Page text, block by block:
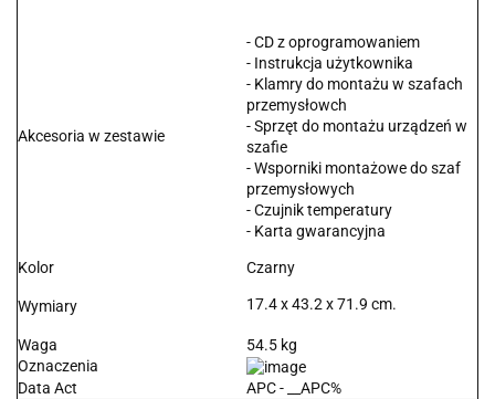
Akcesoria w zestawie
- CD z oprogramowaniem
- Instrukcja użytkownika
- Klamry do montażu w szafach
przemysłowch
- Sprzęt do montażu urządzeń w
szafie
- Wsporniki montażowe do szaf
przemysłowych
- Czujnik temperatury
- Karta gwarancyjna
Kolor Czarny
Wymiary 17.4 x 43.2 x 71.9 cm.
Waga
54.5 kg
Oznaczenia
Data Act
APC - __APC%